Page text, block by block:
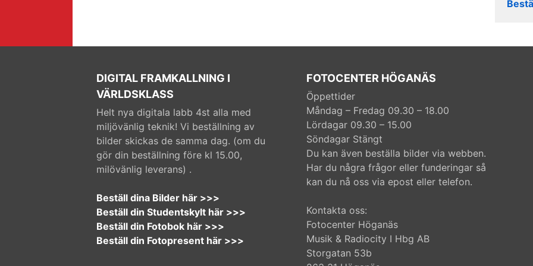
DIGITAL FRAMKALLNING I
VÄRLDSKLASS
Helt nya digitala labb 4st alla med
miljövänlig teknik! Vi beställning av
bilder skickas de samma dag. (om du
gör din beställning före kl 15.00,
milövänlig leverans) .
Beställ dina Bilder här >>>
Beställ din Studentskylt här >>>
Beställ din Fotobok här >>>
Beställ din Fotopresent här >>>
FOTOCENTER HÖGANÄS
Öppettider
Måndag – Fredag 09.30 – 18.00
Lördagar 09.30 – 15.00
Söndagar Stängt
Du kan även beställa bilder via webben.
Har du några frågor eller funderingar så
kan du nå oss via epost eller telefon.
Kontakta oss:
Fotocenter Höganäs
Musik & Radiocity I Hbg AB
Storgatan 53b